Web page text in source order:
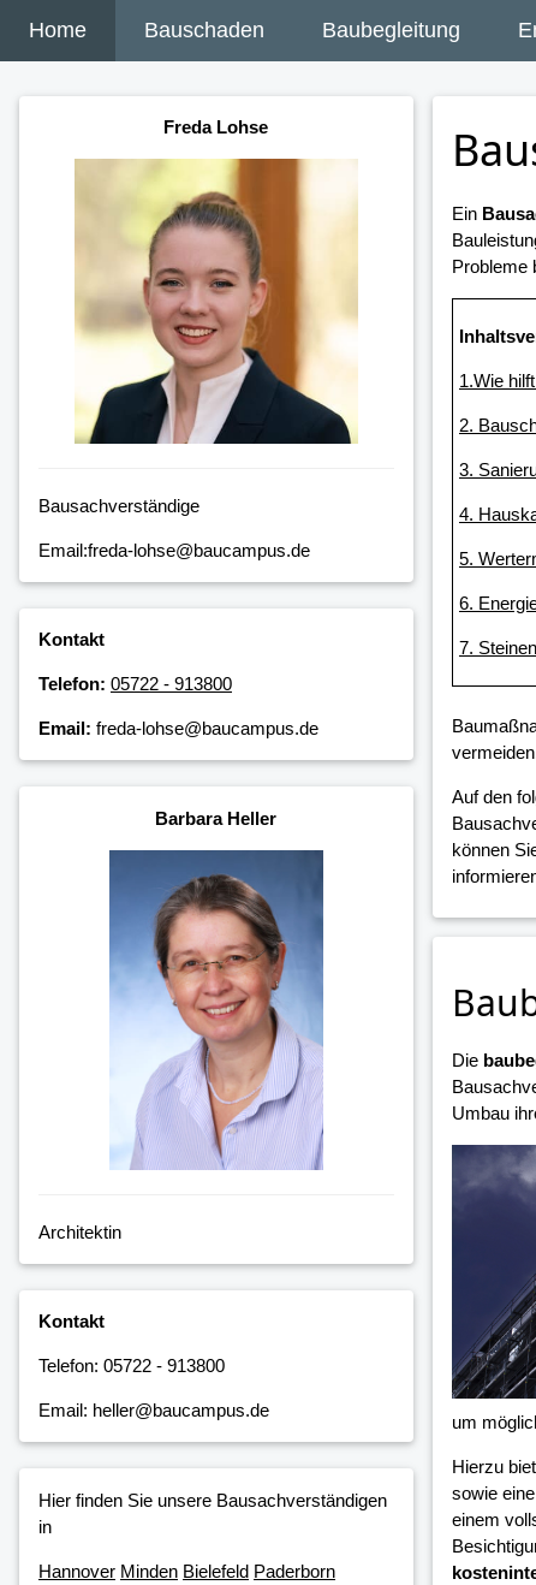
Home Bauschaden Baubegleitung
Freda Lohse
Bausachverständige
Email:freda-lohse@baucampus.de
Kontakt
Telefon: 05722 - 913800
Email: freda-lohse@baucampus.de
Barbara Heller
Architektin
Kontakt
Telefon: 05722 - 913800
Email: heller@baucampus.de
Hier finden Sie unsere Bausachverständigen
in
Hannover Minden Bielefeld Paderborn
Ein
Probleme
1.Wie
2.
3.
4.
5.
6.
7. Steinen
Auf den
können
Die
Umbau
um
Hierzu
sowie
einem